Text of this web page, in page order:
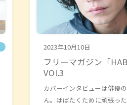
2023年10月10日
フリーマガジン「
VOl.3
カバーインタビューは俳優
ん。はばたくために頑張っ